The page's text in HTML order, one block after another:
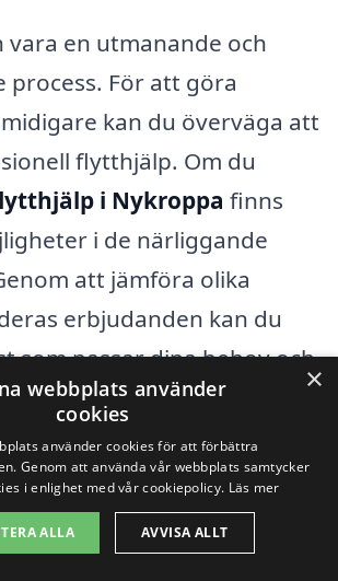
en utmanande och
process. För att göra
kan du överväga att
flytthjälp. Om du
i Nykroppa finns
i de närliggande
att jämföra olika
erbjudanden kan du
som passar dina behov och
städer i närheten av
du kan hitta kompetenta
är några av de städer som
×
webbplats använder
cookies
använder cookies för att förbättra
Genom att använda vår webbplats samtycker
i enlighet med vår cookiepolicy. Läs mer
ALLA AVVISA ALLT